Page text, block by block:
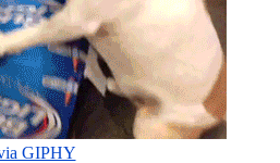
GIPHY